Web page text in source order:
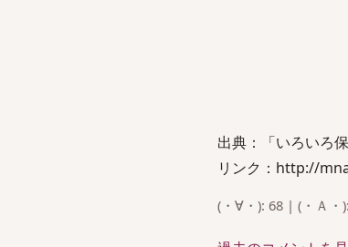
出典：「いろいろ
リンク：http://
(・∀・): 68 | (・Ａ・